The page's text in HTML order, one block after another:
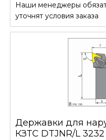
Наши менеджеры
уточнят условия заказа
Державки для
КЗТС DTJNR/L